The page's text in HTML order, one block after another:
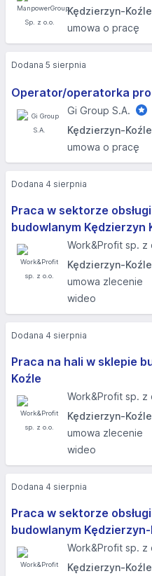
Kędzierzyn-
umowa o pracę
Operator/operatorka
Gi Group S.A.
Kędzierzyn-
umowa o pracę
Dodana 5 sierpnia
Praca w sektorze
budowlanym Kędzierzyn
Work&Profit sp. z
Kędzierzyn-
umowa zlecenie
wideo
Dodana 4 sierpnia
Praca na hali w sklepie
Koźle
Work&Profit sp. z
Kędzierzyn-
umowa zlecenie
wideo
Dodana 4 sierpnia
Praca w sektorze
budowlanym
Work&Profit sp. z
Kędzierzyn-
Dodana 4 sierpnia